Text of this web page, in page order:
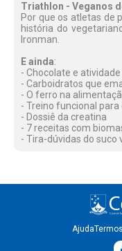
Triathlon - Veganos
Por que os atletas de
história do
Ironman.
E ainda:
- Chocolate e
- Carboidratos que
- O ferro na
- Treino funcional para
- Dossiê da creatina
- 7 receitas com
- Tira-dúvidas do suco
Ajuda